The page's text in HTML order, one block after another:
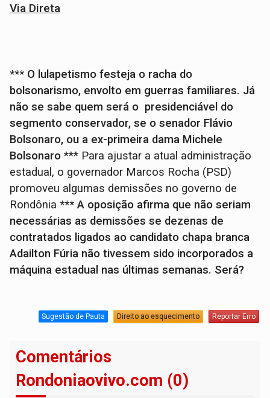
Via Direta
*** O lulapetismo festeja o racha do
bolsonarismo, envolto em guerras familiares. Já
não se sabe quem será o presidenciável do
segmento conservador, se o senador Flávio
Bolsonaro, ou a ex-primeira dama Michele
Bolsonaro*** Para ajustar a atual administração
estadual, o governador Marcos Rocha (PSD)
promoveu algumas demissões no governo de
Rondônia*** A oposição afirma que não seriam
necessárias as demissões se dezenas de
contratados ligados ao candidato chapa branca
Adailton Fúria não tivessem sido incorporados a
máquina estadual nas últimas semanas. Será?
Sugestão de Pauta Direito ao esquecimento Reportar Erro
Comentários
Rondoniaovivo.com (0)